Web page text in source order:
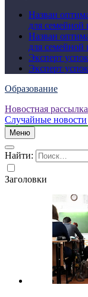
Назван
для семейной
Назван
для семейной
Эксперт
Эксперт
Образование
Новостная рассылка
Случайные новости
Меню
Найти:
Заголовки